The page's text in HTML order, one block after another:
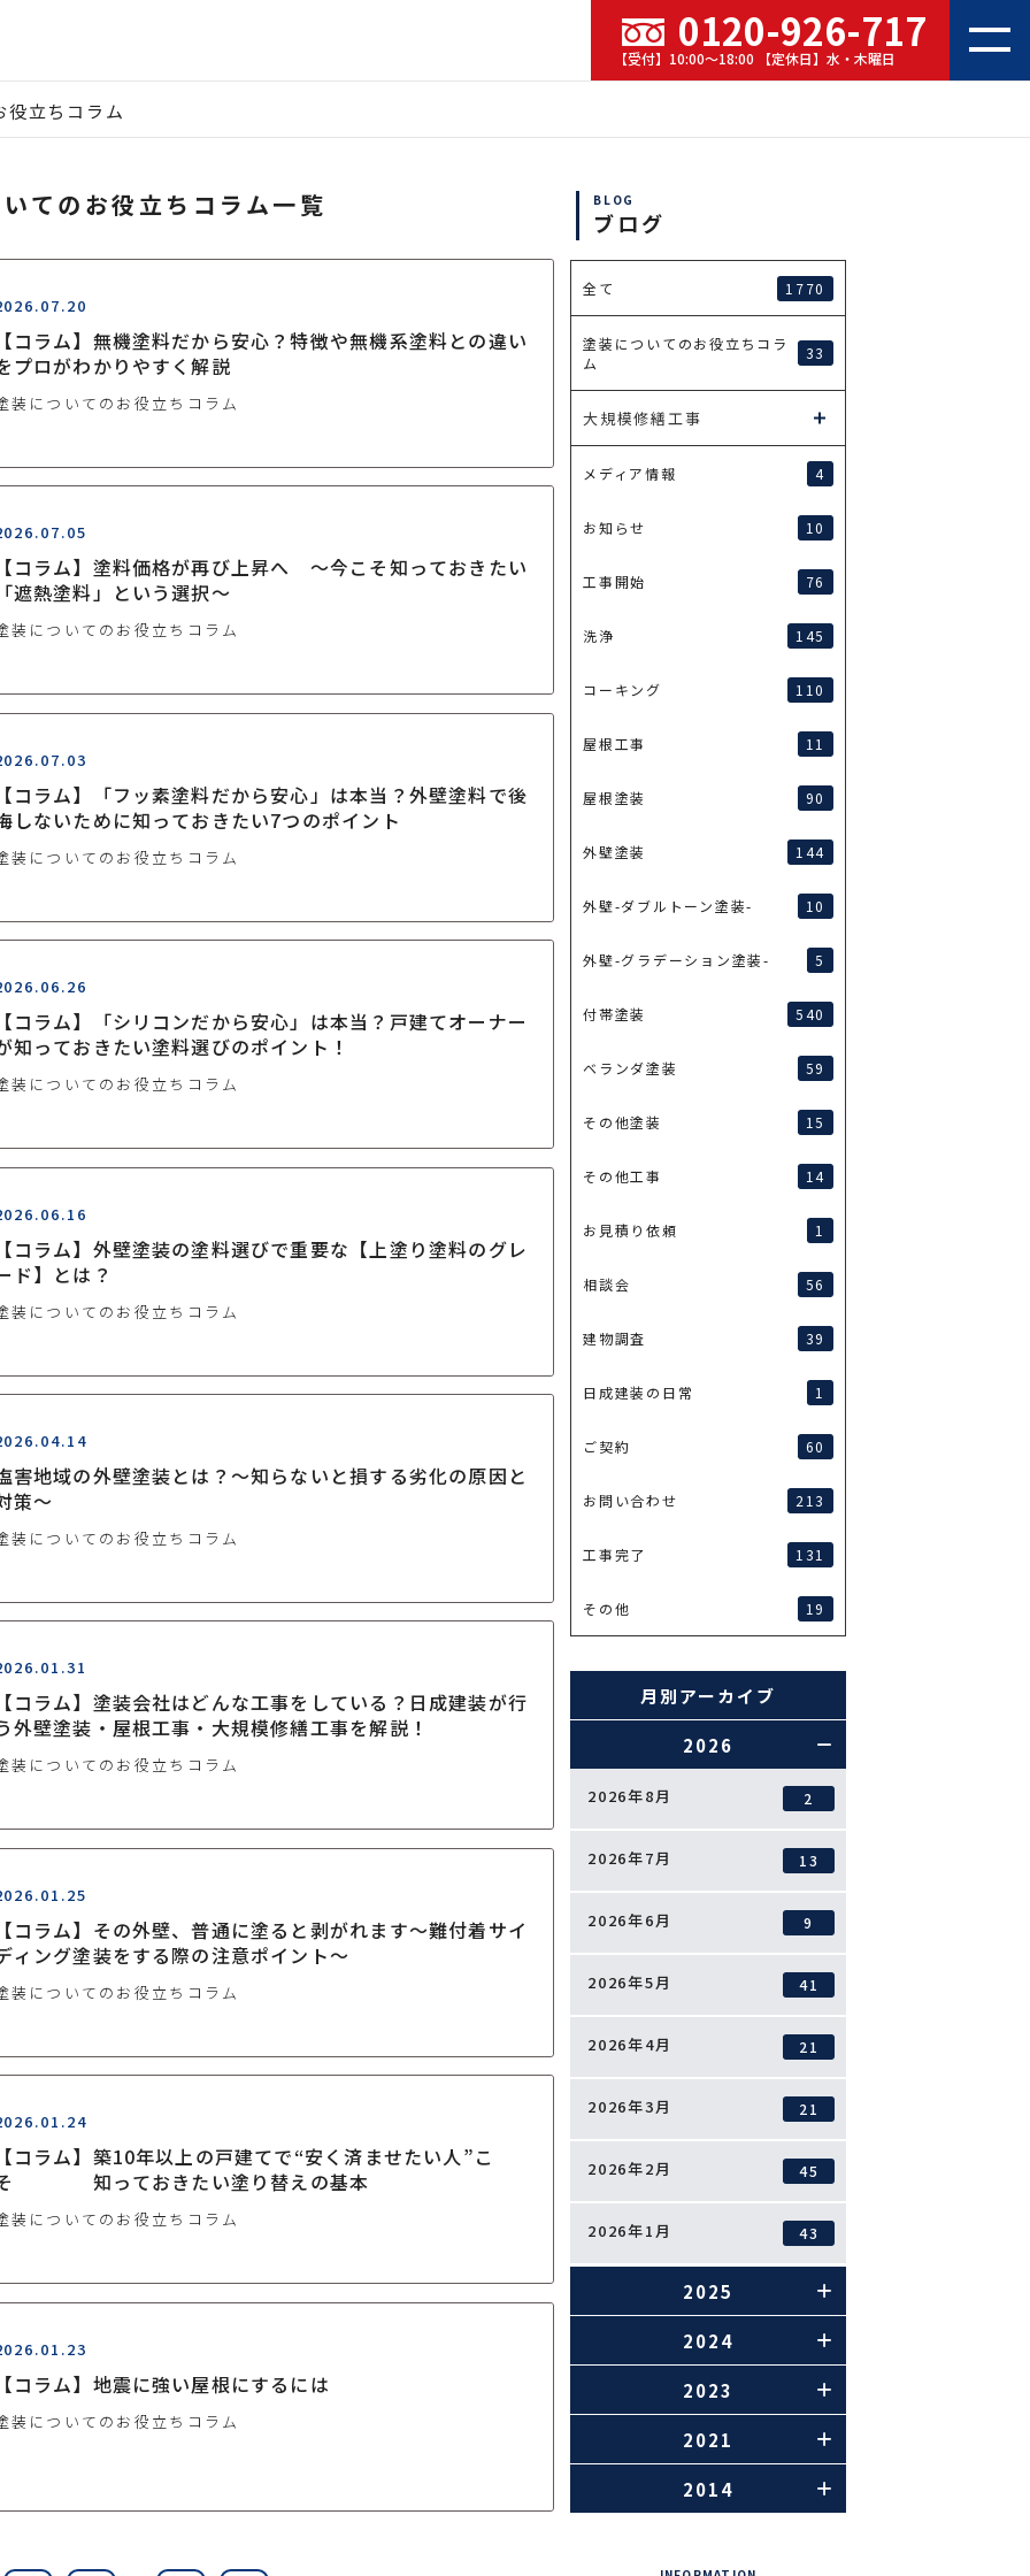
0120-926-717
【受付】10:00～18:00 【定休日】水・木曜日
役立ちコラム
てのお役立ちコラム一覧
コラム】無機塗料だから安心？特徴や無機系塗料との違い
プロがわかりやすく解説
装についてのお役立ちコラム
コラム】塗料価格が再び上昇へ ～今こそ知っておきたい
遮熱塗料」という選択～
装についてのお役立ちコラム
コラム】「フッ素塗料だから安心」は本当？外壁塗料で後
しないために知っておきたい7つのポイント
装についてのお役立ちコラム
コラム】「シリコンだから安心」は本当？戸建てオーナー
知っておきたい塗料選びのポイント！
装についてのお役立ちコラム
コラム】外壁塗装の塗料選びで重要な【上塗り塗料のグレ
ド】とは？
装についてのお役立ちコラム
害地域の外壁塗装とは？～知らないと損する劣化の原因と
策～
装についてのお役立ちコラム
コラム】塗装会社はどんな工事をしている？日成建装が行
外壁塗装・屋根工事・大規模修繕工事を解説！
装についてのお役立ちコラム
コラム】その外壁、普通に塗ると剥がれます～難付着サイ
ィング塗装をする際の注意ポイント～
装についてのお役立ちコラム
コラム】築10年以上の戸建てで“安く済ませたい人”こ
知っておきたい塗り替えの基本
装についてのお役立ちコラム
コラム】地震に強い屋根にするには
装についてのお役立ちコラム
BLOG
ブログ
全て 1770
塗装についてのお役立ちコラ
ム
33
大規模修繕工事
メディア情報 4
お知らせ 10
工事開始 76
洗浄 145
コーキング 110
屋根工事 11
屋根塗装 90
外壁塗装 144
外壁-ダブルトーン塗装- 10
外壁-グラデーション塗装- 5
付帯塗装 540
ベランダ塗装 59
その他塗装 15
その他工事 14
お見積り依頼 1
相談会 56
建物調査 39
日成建装の日常 1
ご契約 60
お問い合わせ 213
工事完了 131
その他 19
月別アーカイブ
2026
2026年8月 2
2026年7月 13
2026年6月 9
2026年5月 41
2026年4月 21
2026年3月 21
2026年2月 45
2026年1月 43
2025
2024
2023
2021
2014